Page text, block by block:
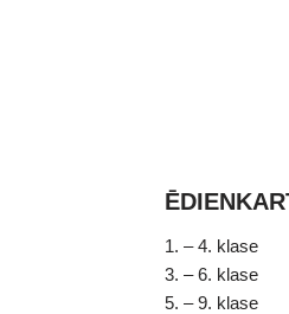
1. – 4. klase
3. – 6. klase
5. – 9. klase